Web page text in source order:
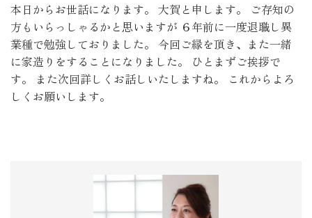
本日からお世話になります。 大賀と申します。 ご存知の
方もいらっしゃるかと思いますが ６年前に一度退職し異
業種で勉強しておりました。 今回ご縁を頂き、また一緒
に家造りをすることになりました。 ひとまずご挨拶で
す。 また次回詳しくお話しいたしますね。 これからよろ
しくお願いします。